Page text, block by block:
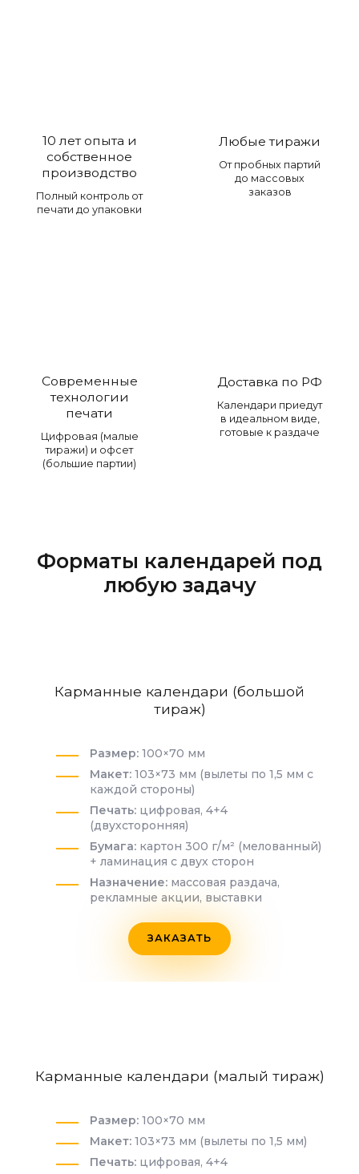
10 лет опыта и
собственное
производство
Полный контроль от
печати до упаковки
Любые тиражи
От пробных партий
до массовых
заказов
Современные
технологии
печати
Цифровая (малые
тиражи) и офсет
(большие партии)
Доставка по РФ
Календари приедут
в идеальном виде,
готовые к раздаче
Форматы календарей под
любую задачу
Карманные календари (большой
тираж)
Размер: 100×70 мм
Макет: 103×73 мм (вылеты по 1,5 мм с
каждой стороны)
Печать: цифровая, 4+4
(двухсторонняя)
Бумага: картон 300 г/м² (мелованный)
+ ламинация с двух сторон
Назначение: массовая раздача,
рекламные акции, выставки
ЗАКАЗАТЬ
Карманные календари (малый тираж)
Размер: 100×70 мм
Макет: 103×73 мм (вылеты по 1,5 мм)
Печать: цифровая, 4+4